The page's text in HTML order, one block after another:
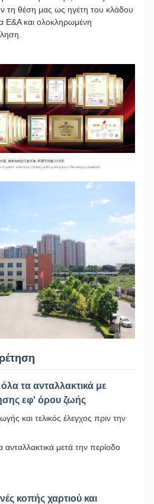
τη θέση μας ως ηγέτη του κλάδου
Ε&Α και ολοκληρωμένη
τα ανταλλακτικά με
εφ' όρου ζωής
και τελικός έλεγχος πριν την
ανταλλακτικά μετά την περίοδο
κοπής χαρτιού και